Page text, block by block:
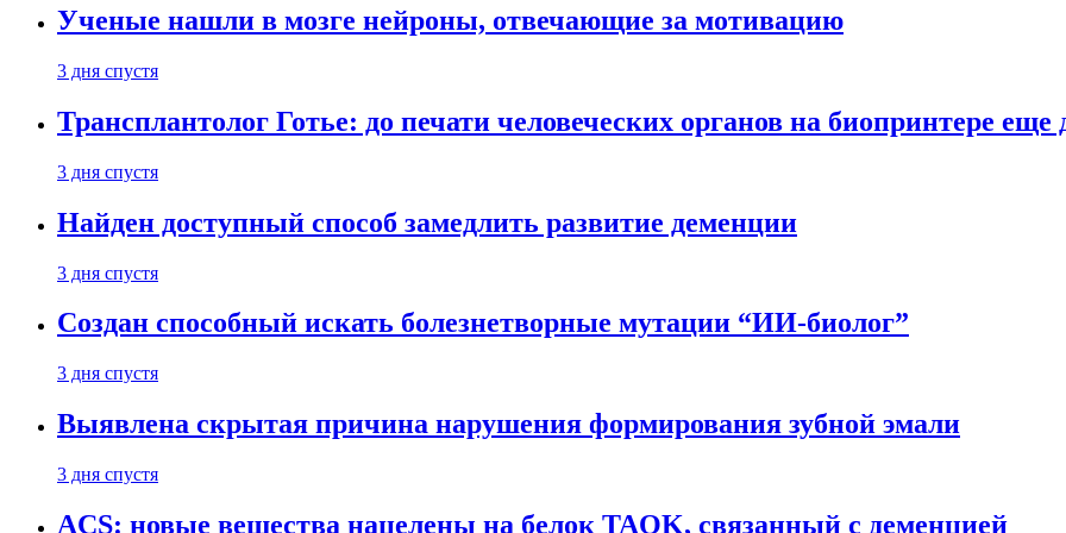
Ученые нашли в мозге нейроны, отвечающие за мотивацию
3 дня спустя
Трансплантолог Готье: до печати человеческих органов на биопринтере еще
3 дня спустя
Найден доступный способ замедлить развитие деменции
3 дня спустя
Создан способный искать болезнетворные мутации “ИИ-биолог”
3 дня спустя
Выявлена скрытая причина нарушения формирования зубной эмали
3 дня спустя
ACS: новые вещества нацелены на белок TAOK, связанный с деменцией